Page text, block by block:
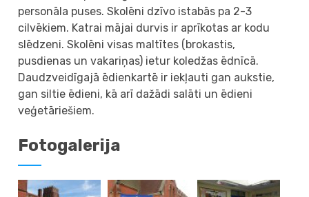
personāla puses. Skolēni dzīvo istabās pa 2-3
cilvēkiem. Katrai mājai durvis ir aprīkotas ar kodu
slēdzeni. Skolēni visas maltītes (brokastis,
pusdienas un vakariņas) ietur koledžas ēdnīcā.
Daudzveidīgajā ēdienkartē ir iekļauti gan aukstie,
gan siltie ēdieni, kā arī dažādi salāti un ēdieni
veģetāriešiem.
Fotogalerija